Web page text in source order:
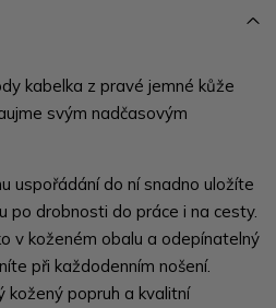
kabelka z pravé jemné kůže
svým nadčasovým
uspořádání do ní snadno uložíte
po drobnosti do práce i na cesty.
v koženém obalu a odepínatelný
při každodenním nošení.
kožený popruh a kvalitní